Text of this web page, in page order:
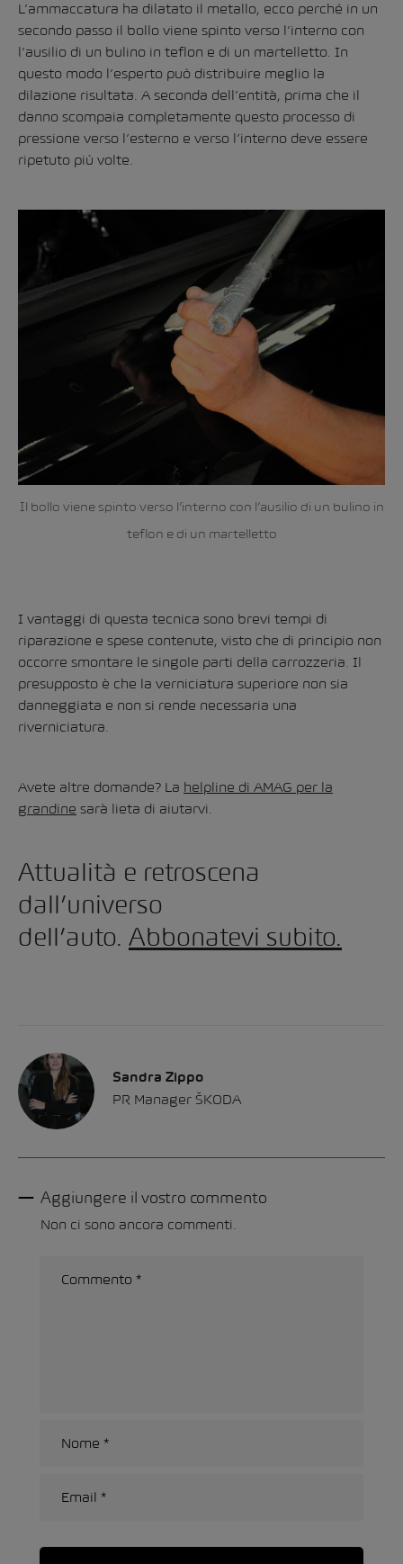
L’ammaccatura ha dilatato il metallo, ecco perché in un
secondo passo il bollo viene spinto verso l’interno con
l’ausilio di un bulino in teflon e di un martelletto. In
questo modo l’esperto può distribuire meglio la
dilazione risultata. A seconda dell’entità, prima che il
danno scompaia completamente questo processo di
pressione verso l’esterno e verso l’interno deve essere
ripetuto più volte.
Il bollo viene spinto verso l’interno con l’ausilio di un bulino in
teflon e di un martelletto
I vantaggi di questa tecnica sono brevi tempi di
riparazione e spese contenute, visto che di principio non
occorre smontare le singole parti della carrozzeria. Il
presupposto è che la verniciatura superiore non sia
danneggiata e non si rende necessaria una
riverniciatura.
Avete altre domande? La helpline di AMAG per la
grandine sarà lieta di aiutarvi.
Attualità e retroscena
dall’universo
dell’auto. Abbonatevi subito.
Sandra Zippo
PR Manager ŠKODA
Aggiungere il vostro commento
Non ci sono ancora commenti.